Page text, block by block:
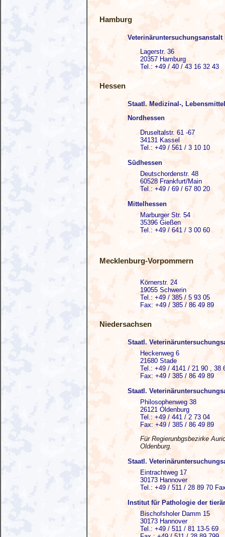
Hamburg
Veterinäruntersuchungsanstalt
Lagerstr. 36
20357 Hamburg
Tel.: +49 / 40 / 43 16 32 43
Hessen
Staatl. Medizinal-,
Nordhessen
Druseltalstr. 61 -67
34131 Kassel
Tel.: +49 / 561 / 3 10 10
Südhessen
Deutschordenstr. 48
60528 Frankfurt/Main
Tel.: +49 / 69 / 67 80 20
Mittelhessen
Marburger Str. 54
35396 Gießen
Tel.: +49 / 641 / 3 00 60
Mecklenburg-Vorpommern
Körnerstr. 24
19055 Schwerin
Tel.: +49 / 385 / 5 93 05
Fax: +49 / 385 / 86 49 89
Niedersachsen
Staatl.
Heckenweg 6
21680 Stade
Tel.: +49 / 4141 / 21 90 , 38
Fax: +49 / 385 / 86 49 89
Staatl.
Philosophenweg 38
26121 Oldenburg
Tel.: +49 / 441 / 2 73 04
Fax: +49 / 385 / 86 49 89
Für Regierunbgsbezirke
Oldenburg.
Staatl.
Eintrachtweg 17
30173 Hannover
Tel.: +49 / 511 / 28 89 70
Institut für Pathologie der
Bischofsholer Damm 15
30173 Hannover
Tel.: +49 / 511 / 81 13-5 69